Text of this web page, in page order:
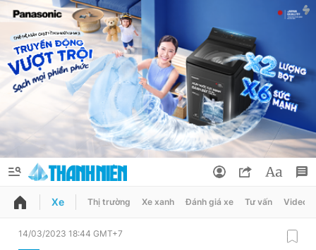
QUẢNG CÁO
Xe Thị trường Xe xanh Đánh giá xe Tư vấn Video
14/03/2023 18:44 GMT+7